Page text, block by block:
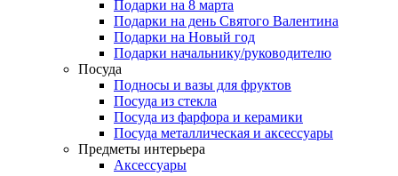
Подарки на 8 марта
Подарки на день Святого Валентина
Подарки на Новый год
Подарки начальнику/руководителю
Посуда
Подносы и вазы для фруктов
Посуда из стекла
Посуда из фарфора и керамики
Посуда металлическая и аксессуары
Предметы интерьера
Аксессуары